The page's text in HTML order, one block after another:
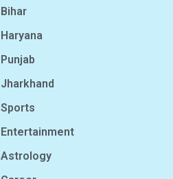
Bihar
Haryana
Punjab
Jharkhand
Sports
Entertainment
Astrology